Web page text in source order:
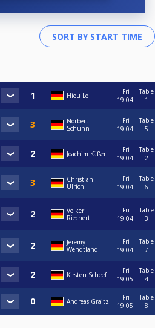
Hieu Le
Fri
19:04
Table
1
Norbert
Schunn
Fri
19:04
Table
5
Joachim Käßer
Fri
19:04
Table
2
Christian
Ulrich
Fri
19:04
Table
6
Volker
Riechert
Fri
19:04
Table
3
Jeremy
Wendtland
Fri
19:04
Table
7
Kirsten Scheef
Fri
19:05
Table
4
Andreas Graitz
Fri
19:05
Table
8